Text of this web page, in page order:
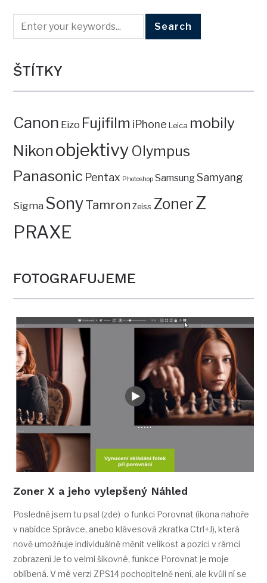
ŠTÍTKY
Canon Eizo Fujifilm iPhone Leica mobily
Nikon objektivy Olympus
Panasonic Pentax Photoshop SamsungSamyang
Sigma SonyTamron Zeiss ZonerZ
PRAXE
FOTOGRAFUJEME
Zoner X a jeho vylepšený Náhled
Posledně jsem tu psal (zde) o funkci Porovnat (ikona nahoře
v nabídce Správce, anebo klávesová zkratka Ctrl+J), která
nově umožňuje individuálně měnit velikost a pozici v rámci
zobrazení Je to velmi šikovné, funkce Porovnat je moje
oblíbená. V mé verzi ZPS14 pochopitelně není, ale kvůli ní se